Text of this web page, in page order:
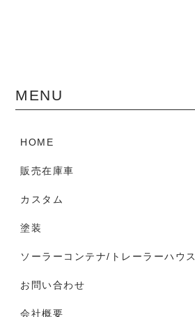
MENU
HOME
販売在庫車
カスタム
塗装
ソーラーコンテナ/トレーラーハウス
お問い合わせ
会社概要